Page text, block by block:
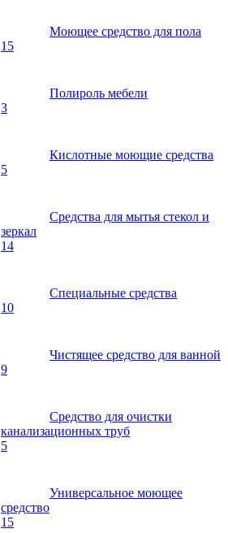
Моющее средство для пола
15
Полироль мебели
3
Кислотные моющие средства
5
Средства для мытья стекол и
зеркал
14
Специальные средства
10
Чистящее средство для ванной
9
Средство для очистки
канализационных труб
5
Универсальное моющее
средство
15